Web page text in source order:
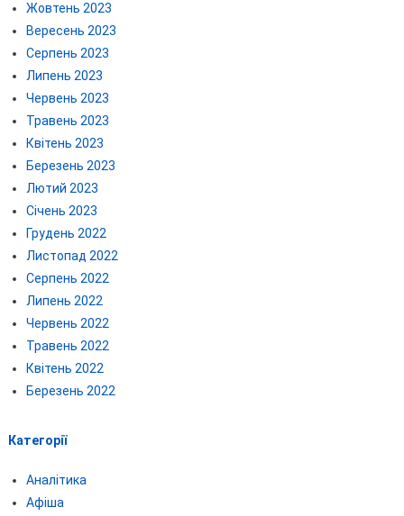
Жовтень 2023
Вересень 2023
Серпень 2023
Липень 2023
Червень 2023
Травень 2023
Квітень 2023
Березень 2023
Лютий 2023
Січень 2023
Грудень 2022
Листопад 2022
Серпень 2022
Липень 2022
Червень 2022
Травень 2022
Квітень 2022
Березень 2022
Категорії
Аналітика
Афіша